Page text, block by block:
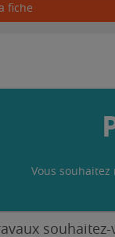
fiche
Vous